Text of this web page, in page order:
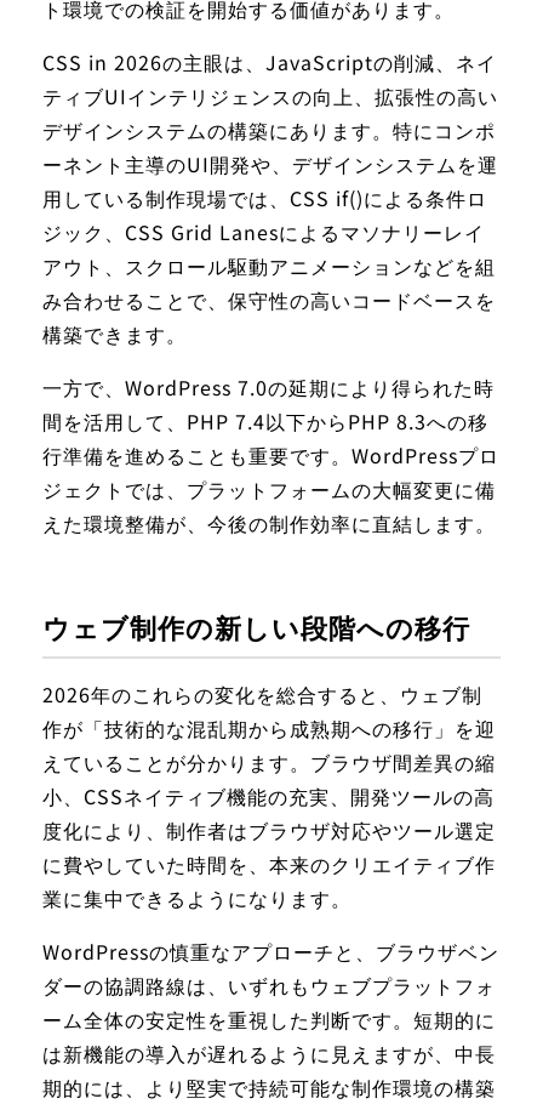
ト環境での検証を開始する価値があります。
CSS in 2026の主眼は、JavaScriptの削減、ネイ
ティブUIインテリジェンスの向上、拡張性の高い
デザインシステムの構築にあります。特にコンポ
ーネント主導のUI開発や、デザインシステムを運
用している制作現場では、CSS if()による条件ロ
ジック、CSS Grid Lanesによるマソナリーレイ
アウト、スクロール駆動アニメーションなどを組
み合わせることで、保守性の高いコードベースを
構築できます。
一方で、WordPress 7.0の延期により得られた時
間を活用して、PHP 7.4以下からPHP 8.3への移
行準備を進めることも重要です。WordPressプロ
ジェクトでは、プラットフォームの大幅変更に備
えた環境整備が、今後の制作効率に直結します。
ウェブ制作の新しい段階への移行
2026年のこれらの変化を総合すると、ウェブ制
作が「技術的な混乱期から成熟期への移行」を迎
えていることが分かります。ブラウザ間差異の縮
小、CSSネイティブ機能の充実、開発ツールの高
度化により、制作者はブラウザ対応やツール選定
に費やしていた時間を、本来のクリエイティブ作
業に集中できるようになります。
WordPressの慎重なアプローチと、ブラウザベン
ダーの協調路線は、いずれもウェブプラットフォ
ーム全体の安定性を重視した判断です。短期的に
は新機能の導入が遅れるように見えますが、中長
期的には、より堅実で持続可能な制作環境の構築